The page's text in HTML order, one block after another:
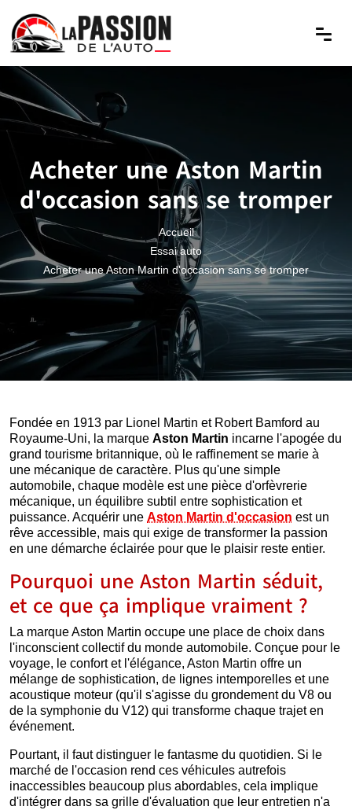
Acheter une Aston Martin
d'occasion sans se tromper
Accueil
Essai auto
Acheter une Aston Martin d'occasion sans se tromper
Fondée en 1913 par Lionel Martin et Robert Bamford au
Royaume-Uni, la marque Aston Martin incarne l'apogée du
grand tourisme britannique, où le raffinement se marie à
une mécanique de caractère. Plus qu'une simple
automobile, chaque modèle est une pièce d'orfèvrerie
mécanique, un équilibre subtil entre sophistication et
puissance. Acquérir une Aston Martin d'occasion est un
rêve accessible, mais qui exige de transformer la passion
en une démarche éclairée pour que le plaisir reste entier.
Pourquoi une Aston Martin séduit,
et ce que ça implique vraiment ?
La marque Aston Martin occupe une place de choix dans
l'inconscient collectif du monde automobile. Conçue pour le
voyage, le confort et l'élégance, Aston Martin offre un
mélange de sophistication, de lignes intemporelles et une
acoustique moteur (qu'il s'agisse du grondement du V8 ou
de la symphonie du V12) qui transforme chaque trajet en
événement.
Pourtant, il faut distinguer le fantasme du quotidien. Si le
marché de l'occasion rend ces véhicules autrefois
inaccessibles beaucoup plus abordables, cela implique
d'intégrer dans sa grille d'évaluation que leur entretien n'a